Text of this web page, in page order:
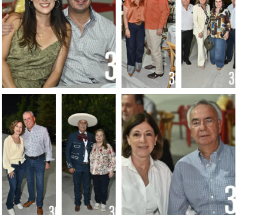
Foto:
Alejandro
Rodríguez
Foto:
Alejandro
Rodríguez
Foto: Alejandro
Rodríguez